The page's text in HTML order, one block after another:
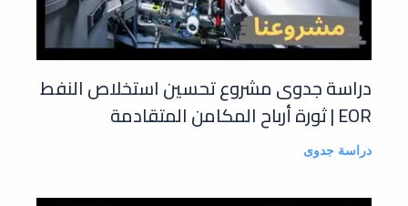
دراسة جدوى مشروع تحسين استخلاص النفط
EOR | ثورة أرباح المكامن المتقادمة
دراسة جدوى